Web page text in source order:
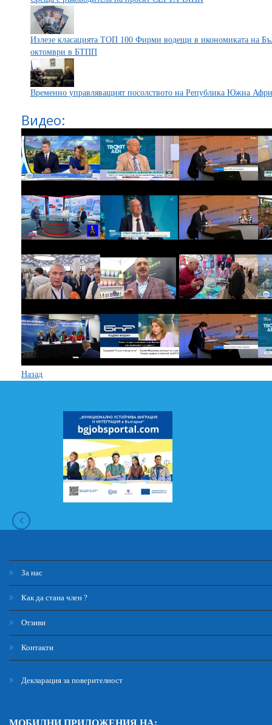
Излезе класацията ТОП 100 Фирми водещи в икономиката на
октомври в БТПП
Временно управляващият посолството на Република Южна
Видео:
Назад
За нас
Как да стана член ?
Отзиви
Контакти
Декларация за поверителност
МОБИЛНИ ПРИЛОЖЕНИЯ НА: